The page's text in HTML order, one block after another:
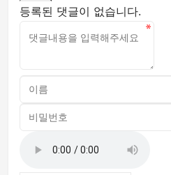
등록된 댓글이 없습니다.